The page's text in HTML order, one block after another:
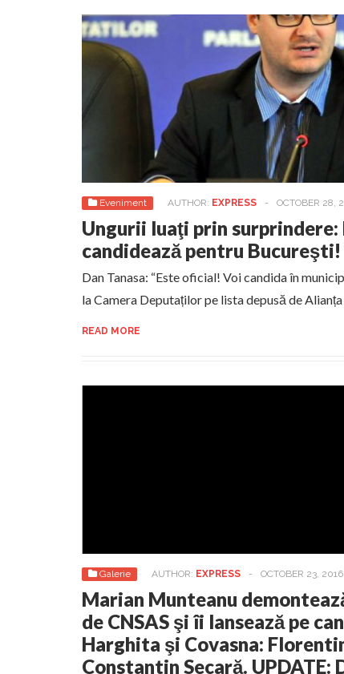
Eveniment AUTHOR: EXPRESS - OCTOBER 28,
Ungurii luaţi prin surprindere:
candidează pentru Bucureşti!
Dan Tanasa: “Este oficial! Voi candida în
la Camera Deputaților pe lista depusă de
READ MORE
Galerie AUTHOR: EXPRESS - OCTOBER 23, 2016
Marian Munteanu
de CNSAS şi îi lansează pe
Harghita şi Covasna:
Constantin Secară. UPDATE: